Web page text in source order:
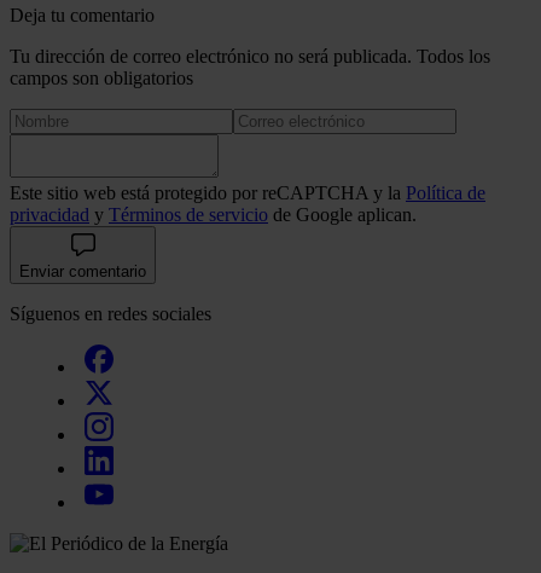
Deja tu comentario
Tu dirección de correo electrónico no será publicada. Todos los
campos son obligatorios
Este sitio web está protegido por reCAPTCHA y la Política de
privacidad y Términos de servicio de Google aplican.
Enviar comentario
Síguenos en redes sociales